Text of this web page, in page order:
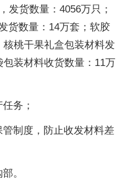
发货数量：4056万只；
货数量：14万套；软胶
桃干果礼盒包装材料发
装材料收货数量：11万
务；
制度，防止收发材料差
。